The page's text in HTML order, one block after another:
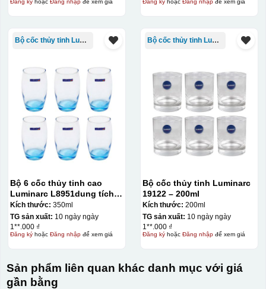
Đăng kýhoặc Đăng nhậpđể xem giá Đăng kýhoặc Đăng nhậpđể xem giá
Bộ cốc thủy tinh Luminarc
Bộ 6 cốc thủy tinh cao
Luminarc L8951dung tích
350ml màu xanh
Kích thước: 350ml
TG sản xuất: 10 ngày ngày
1**.000 ₫
Đăng kýhoặc Đăng nhậpđể xem giá
Bộ cốc thủy tinh Luminarc
Bộ cốc thủy tinh Luminarc
19122 – 200ml
Kích thước: 200ml
TG sản xuất: 10 ngày ngày
1**.000 ₫
Đăng kýhoặc Đăng nhậpđể xem giá
Sản phẩm liên quan khác danh mục với giá
gần bằng